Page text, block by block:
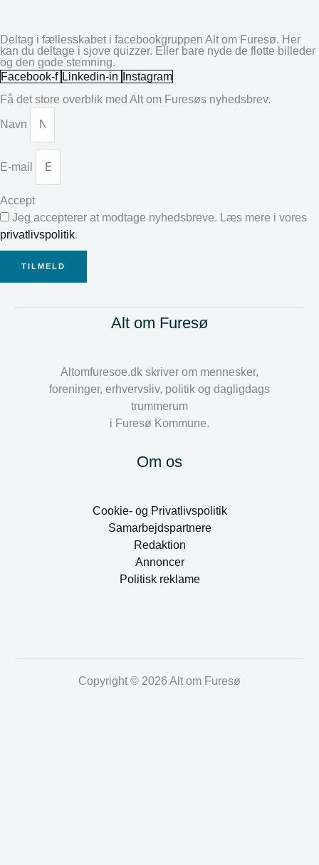
Deltag i fællesskabet i facebookgruppen Alt om Furesø. Her
kan du deltage i sjove quizzer. Eller bare nyde de flotte billeder
og den gode stemning.
Facebook-f Linkedin-in
Instagram
Få det store overblik med Alt om Furesøs nyhedsbrev.
Navn
E-mail
Accept
Jeg accepterer at modtage nyhedsbreve. Læs mere i vores
privatlivspolitik.
TILMELD
Alt om Furesø
Altomfuresoe.dk skriver om mennesker,
foreninger, erhvervsliv, politik og dagligdags
trummerum
i Furesø Kommune.
Om os
Cookie- og Privatlivspolitik
Samarbejdspartnere
Redaktion
Annoncer
Politisk reklame
Copyright © 2026 Alt om Furesø